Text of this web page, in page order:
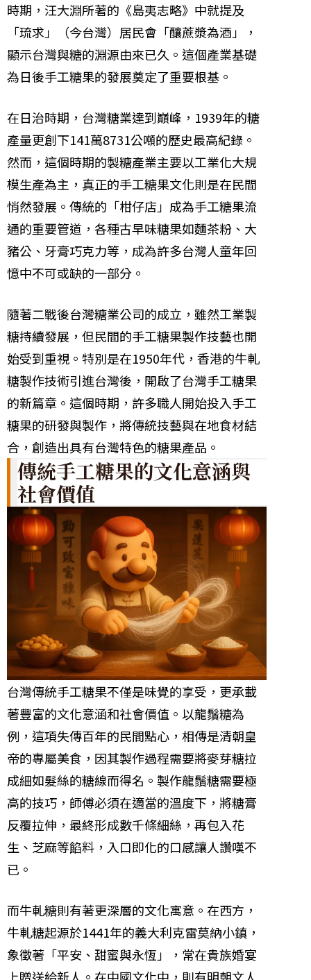
時期，汪大淵所著的《島夷志略》中就提及
「琉求」（今台灣）居民會「釀蔗漿為酒」，
顯示台灣與糖的淵源由來已久。這個產業基礎
為日後手工糖果的發展奠定了重要根基。
在日治時期，台灣糖業達到巔峰，1939年的糖
產量更創下141萬8731公噸的歷史最高紀錄。
然而，這個時期的製糖產業主要以工業化大規
模生產為主，真正的手工糖果文化則是在民間
悄然發展。傳統的「柑仔店」成為手工糖果流
通的重要管道，各種古早味糖果如麵茶粉、大
豬公、牙膏巧克力等，成為許多台灣人童年回
憶中不可或缺的一部分。
隨著二戰後台灣糖業公司的成立，雖然工業製
糖持續發展，但民間的手工糖果製作技藝也開
始受到重視。特別是在1950年代，香港的牛軋
糖製作技術引進台灣後，開啟了台灣手工糖果
的新篇章。這個時期，許多職人開始投入手工
糖果的研發與製作，將傳統技藝與在地食材結
合，創造出具有台灣特色的糖果產品。
傳統手工糖果的文化意涵與
社會價值
台灣傳統手工糖果不僅是味覺的享受，更承載
著豐富的文化意涵和社會價值。以龍鬚糖為
例，這項失傳百年的民間點心，相傳是清朝皇
帝的專屬美食，因其製作過程需要將麥芽糖拉
成細如髮絲的糖線而得名。製作龍鬚糖需要極
高的技巧，師傅必須在適當的溫度下，將糖膏
反覆拉伸，最終形成數千條細絲，再包入花
生、芝麻等餡料，入口即化的口感讓人讚嘆不
已。
而牛軋糖則有著更深層的文化寓意。在西方，
牛軋糖起源於1441年的義大利克雷莫納小鎮，
象徵著「平安、甜蜜與永恆」，常在貴族婚宴